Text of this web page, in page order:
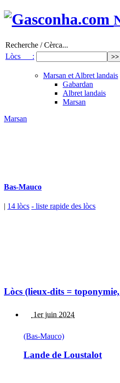
Recherche / Cèrca...
Lòcs :
Marsan et Albret landais
Gabardan
Albret landais
Marsan
Marsan
Bas-Mauco
| 14 lòcs - liste rapide des lòcs
Lòcs (lieux-dits =
1er juin 2024
(Bas-Mauco)
Lande de Loustalot